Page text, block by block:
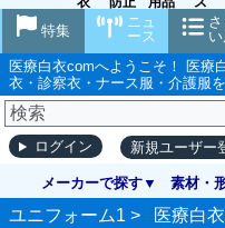
用品
グッ
ズ
さ
ニュ
ース
特集
医療白衣comへようこそ！ 医療
衣・診察衣・ナース服・介護服
ログイン 新規ユーザー
メーカーで探す 素材・
ユニフォーム1 > 医療白